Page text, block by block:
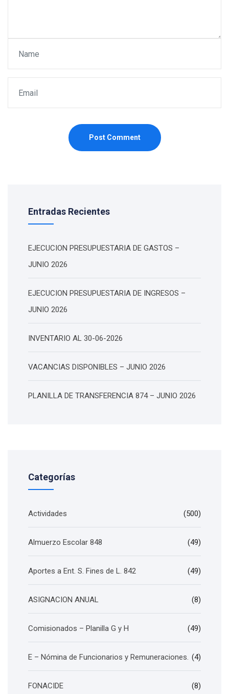
Post Comment
Entradas Recientes
EJECUCION PRESUPUESTARIA DE GASTOS –
JUNIO 2026
EJECUCION PRESUPUESTARIA DE INGRESOS –
JUNIO 2026
INVENTARIO AL 30-06-2026
VACANCIAS DISPONIBLES – JUNIO 2026
PLANILLA DE TRANSFERENCIA 874 – JUNIO 2026
Categorías
Actividades (500)
Almuerzo Escolar 848 (49)
Aportes a Ent. S. Fines de L. 842 (49)
ASIGNACION ANUAL (8)
Comisionados – Planilla G y H (49)
E – Nómina de Funcionarios y Remuneraciones. (4)
FONACIDE (8)